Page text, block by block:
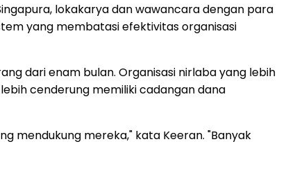
lokakarya dan wawancara dengan para
yang membatasi efektivitas organisasi
dari enam bulan. Organisasi nirlaba yang lebih
cenderung memiliki cadangan dana
mendukung mereka," kata Keeran. "Banyak